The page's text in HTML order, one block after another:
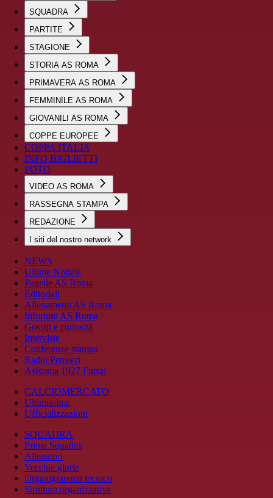
SQUADRA
PARTITE
STAGIONE
STORIA AS ROMA
PRIMAVERA AS ROMA
FEMMINILE AS ROMA
GIOVANILI AS ROMA
COPPE EUROPEE
COPPA ITALIA
INFO BIGLIETTI
FOTO
VIDEO AS ROMA
RASSEGNA STAMPA
REDAZIONE
I siti del nostro network
NEWS
Ultime Notizie
Pagelle AS Roma
Editoriali
Allenamenti AS Roma
Infortuni AS Roma
Gossip e curiosità
Interviste
Conferenze stampa
Radio Pensieri
AsRoma 1927 Futsal
CALCIOMERCATO
Ultimissime
Ufficializzazioni
SQUADRA
Prima Squadra
Allenatori
Vecchie glorie
Organigramma tecnico
Struttura organizzativa